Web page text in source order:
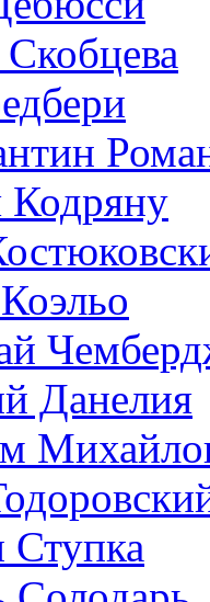
Данелия
Ступка